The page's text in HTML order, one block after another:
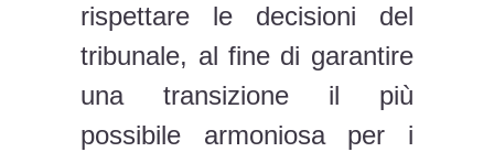
rispettare le decisioni del
tribunale, al fine di garantire
una transizione il più
possibile armoniosa per i